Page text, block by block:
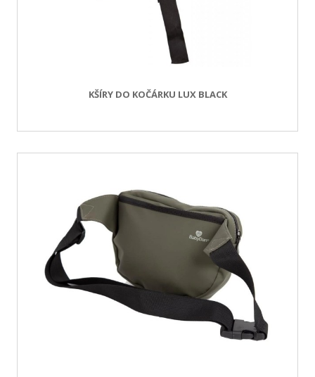
KŠÍRY DO KOČÁRKU LUX BLACK